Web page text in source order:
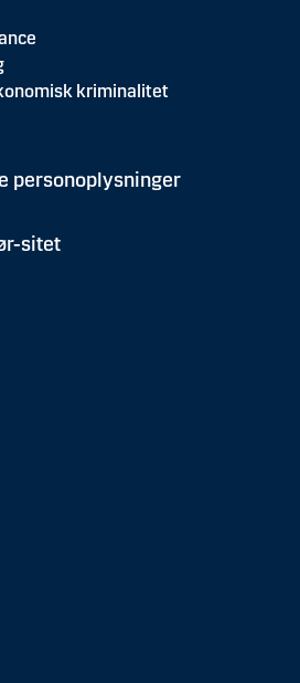
kriminalitet
personoplysninger
sitet